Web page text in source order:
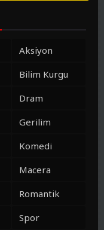
Aksiyon
Bilim Kurgu
Dram
Gerilim
Komedi
Macera
Romantik
Spor